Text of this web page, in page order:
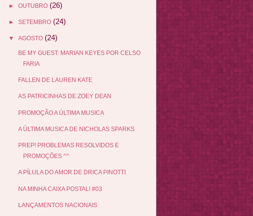
► OUTUBRO (26)
► SETEMBRO (24)
▼ AGOSTO (24)
BE MY GUEST: MARIAN KEYES POR CELSO
FARIA
FALLEN DE LAUREN KATE
AS PATRICINHAS DE ZOEY DEAN
PROMOÇÃO A ÚLTIMA MUSICA
A ÚLTIMA MUSICA DE NICHOLAS SPARKS
PREP! PROBLEMAS RESOLVIDOS E
PROMOÇÕES ^^
A PÍLULA DO AMOR DE DRICA PINOTTI
NA MINHA CAIXA POSTAL! #03
LANÇAMENTOS NACIONAIS